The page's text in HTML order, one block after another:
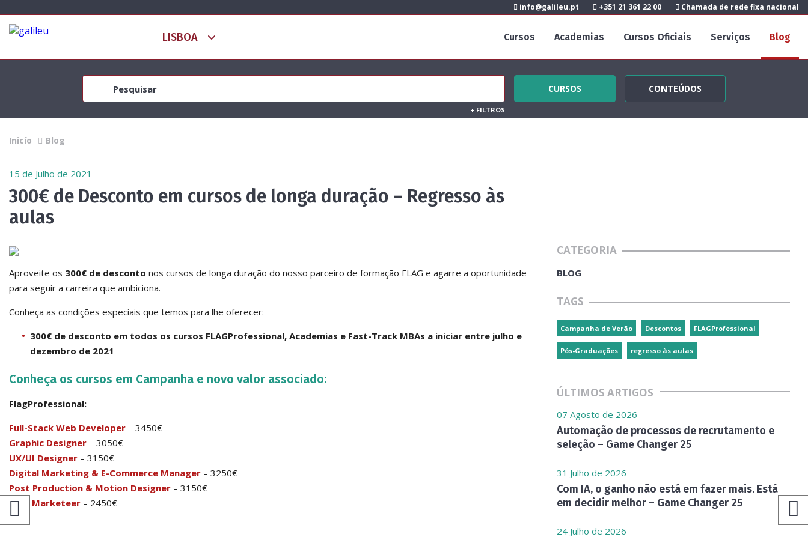
info@galileu.pt +351 21 361 22 00 Chamada de rede fixa nacional
Cursos Academias Cursos Oficiais Serviços Blog
CURSOS CONTEÚDOS
+ FILTROS
Inicío Blog
15 de Julho de 2021
300€ de Desconto em cursos de longa duração – Regresso às
aulas
Aproveite os 300€ de desconto nos cursos de longa duração do nosso parceiro de formação FLAG e agarre a oportunidade
para seguir a carreira que ambiciona.
Conheça as condições especiais que temos para lhe oferecer:
300€ de desconto em todos os cursos FLAGProfessional, Academias e Fast-Track MBAs a iniciar entre julho e
dezembro de 2021
Conheça os cursos em Campanha e novo valor associado:
FlagProfessional:
Full-Stack Web Developer – 3450€
Graphic Designer – 3050€
UX/UI Designer – 3150€
Digital Marketing & E-Commerce Manager – 3250€
Post Production & Motion Designer – 3150€
Web Marketeer – 2450€
CATEGORIA
BLOG
TAGS
Campanha de Verão Descontos FLAGProfessional
Pós-Graduações regresso às aulas
ÚLTIMOS ARTIGOS
07 Agosto de 2026
Automação de processos de recrutamento e
seleção – Game Changer 25
31 Julho de 2026
Com IA, o ganho não está em fazer mais. Está
em decidir melhor – Game Changer 25
24 Julho de 2026